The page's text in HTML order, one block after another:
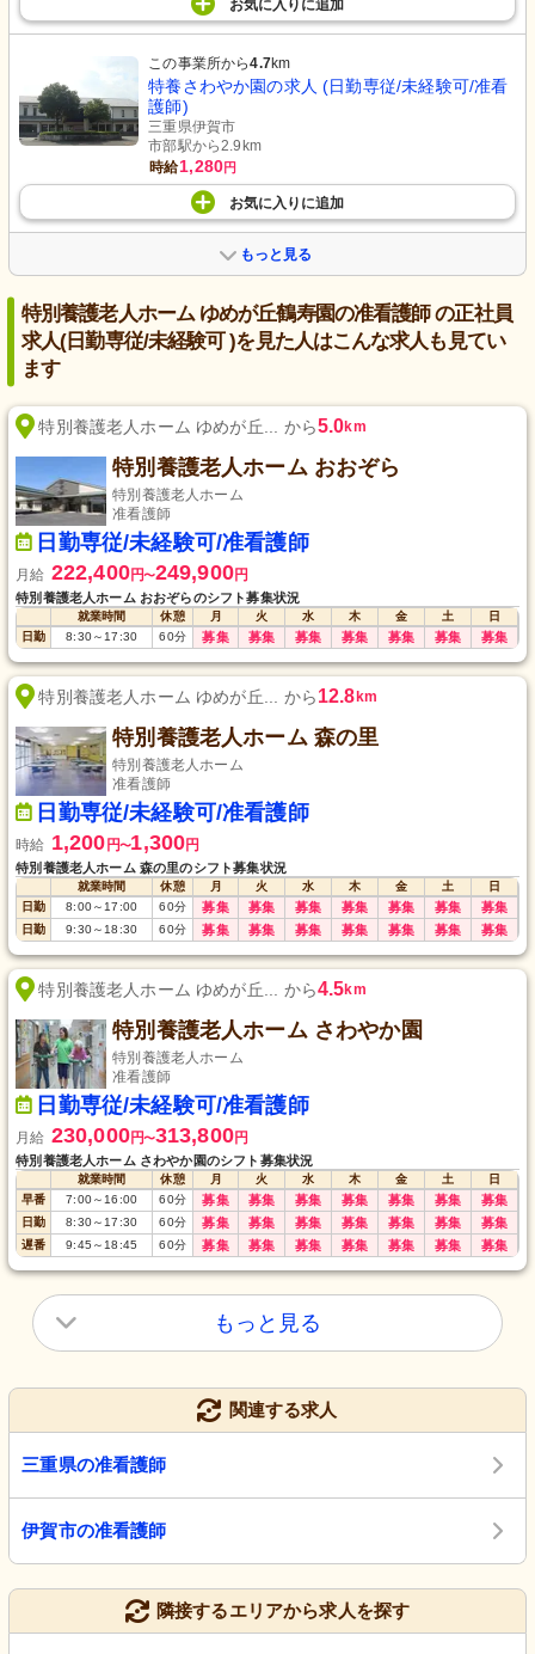
お気に入り に追加
この事業所から4.7km
特養さわやか園の求人 (日勤専従/未経験可/准看
護師)
三重県伊賀市
市部駅から2.9km
時給1,280円
お気に入り に追加
もっと見る
特別養護老人ホーム ゆめが丘鶴寿園の准看護師 の正社員
求人(日勤専従/未経験可 )を見た人はこんな求人も見てい
ます
特別養護老人ホーム ゆめが丘... から5.0km
特別養護老人ホーム おおぞら
特別養護老人ホーム
准看護師
日勤専従/未経験可/准看護師
月給 222,400円〜249,900円
特別養護老人ホーム おおぞらのシフト募集状況
就業時間 休憩 月 火 水 木 金 土
日
日勤
8:30～17:30 60分 募集 募集 募集 募集 募集 募集 募集
特別養護老人ホーム ゆめが丘... から12.8km
特別養護老人ホーム 森の里
特別養護老人ホーム
准看護師
日勤専従/未経験可/准看護師
時給 1,200 円〜1,300円
特別養護老人ホーム 森の里のシフト募集状況
就業時間 休憩 月 火 水 木 金 土
日
日勤
8:00～17:00 60分 募集 募集 募集 募集 募集 募集 募集
日勤 9:30～18:30 60分 募集 募集 募集 募集 募集 募集 募集
特別養護老人ホーム ゆめが丘... から4.5km
特別養護老人ホーム さわやか園
特別養護老人ホーム
准看護師
日勤専従/未経験可/准看護師
月給 230,000円〜313,800円
特別養護老人ホーム さわやか園のシフト募集状況
就業時間 休憩 月 火 水 木 金 土
日
早番
7:00～16:00 60分 募集 募集 募集 募集 募集 募集 募集
日勤 8:30～17:30 60分 募集 募集 募集 募集 募集 募集 募集
遅番 9:45 ～18:45 60分 募集 募集 募集 募集 募集 募集 募集
もっと見る
関連する求人
三重県の准看護師
伊賀市の准看護師
隣接するエリアから求人を探す